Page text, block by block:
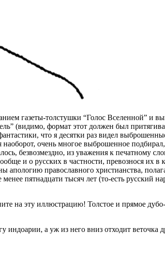
газеты-толстушки “Голос Вселенной” и
(видимо, формат этот должен был
что я десятки раз видел
очень многое выброшенное
безвозмездно, из уважения к печатному
и о русских в частности, превознося их в
апологию православного христианства,
пятнадцати тысяч лет (то-есть русский
на эту иллюстрацию! Толстое и прямое
индоарии, а уж из него вниз отходит